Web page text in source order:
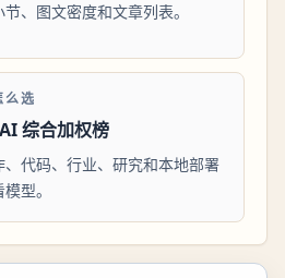
、图文密度和文章列表。
么选
综合加权榜
、代码、行业、研究和本地部署
型。